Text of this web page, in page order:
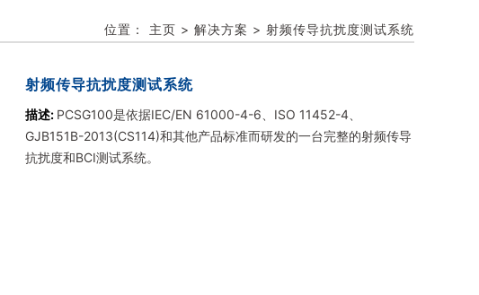
位置： 主页 > 解决方案 > 射频传导抗扰度测试系统
射频传导抗扰度测试系统
描述: PCSG100是依据IEC/EN 61000-4-6、ISO 11452-4、
GJB151B-2013(CS114)和其他产品标准而研发的一台完整的射频传导
抗扰度和BCI测试系统。